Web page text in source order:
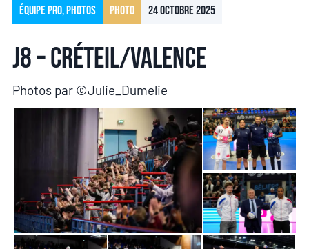
Équipe pro, Photos Photo 24 octobre 2025
J8 – Créteil/Valence
Photos par ©Julie_Dumelie